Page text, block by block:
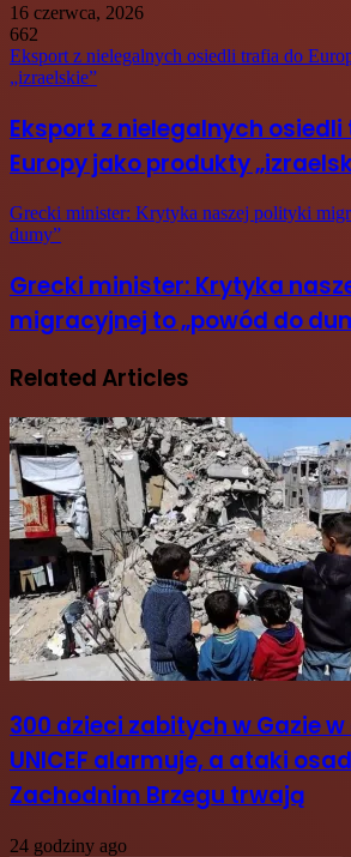
16 czerwca, 2026
662
Eksport z nielegalnych osiedli trafia do
„izraelskie”
Eksport z nielegalnych
Europy jako produkty
Grecki minister: Krytyka naszej polityki
dumy”
Grecki minister: Krytyka
migracyjnej to „powód do
Related Articles
300 dzieci zabitych w Gazie
UNICEF alarmuje, a ataki
Zachodnim Brzegu trwają
24 godziny ago